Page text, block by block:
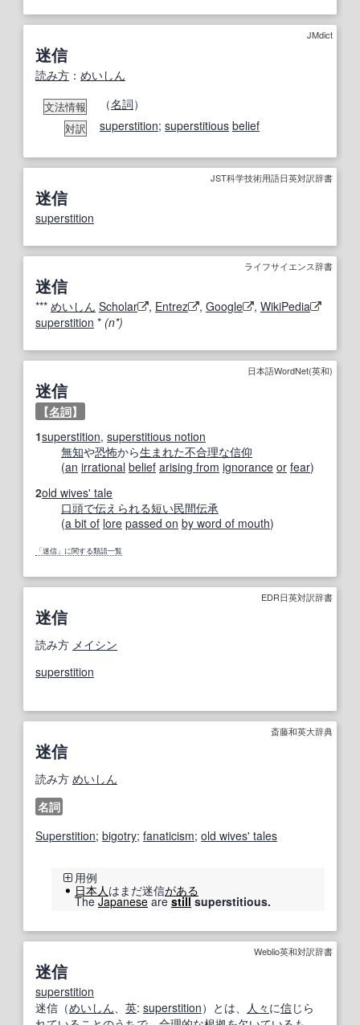
JMdict
迷信
読み方 ： めいしん
文法情報 （名詞）
対訳 superstition; superstitious belief
JST科学技術用語日英対訳辞書
迷信
superstition
ライフサイエンス辞書
迷信
*** めいしん Scholar , Entrez , Google , WikiPedia
superstition * (n*)
日本語WordNet(英和)
迷信
【名詞】
1superstition, superstitious notion
無知や恐怖から生まれた不合理な信仰
(an irrational belief arising from ignorance or fear)
2old wives' tale
口頭で伝えられる短い民間伝承
(a bit of lore passed on by word of mouth)
「迷信」に関する類語一覧
EDR日英対訳辞書
迷信
読み方 メイシン
superstition
斎藤和英大辞典
迷信
読み方 めいしん
名詞
Superstition; bigotry; fanaticism; old wives' tales
用例
日本人はまだ迷信がある
TheJapanesearestillsuperstitious.
Weblio英和対訳辞書
迷信
superstition
迷信（めいしん、 英: superstition）とは、 人々 に信じら